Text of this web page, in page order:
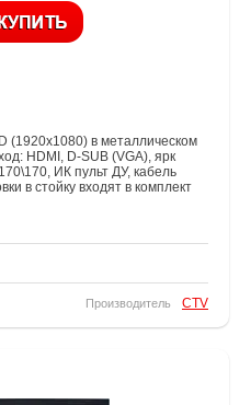
(1920x1080) в металлическом
HDMI, D-SUB (VGA), ярк
ИК пульт ДУ, кабель
в стойку входят в комплект
Производитель CTV